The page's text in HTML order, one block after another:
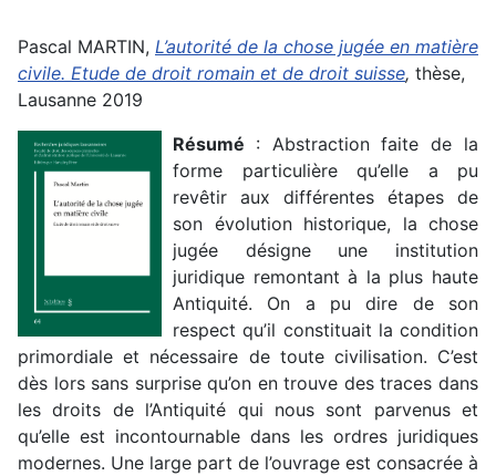
Pascal MARTIN, L’autorité de la chose jugée en matière
civile. Etude de droit romain et de droit suisse, thèse,
Lausanne 2019
Résumé : Abstraction faite de la
forme particulière qu’elle a pu
revêtir aux différentes étapes de
son évolution historique, la chose
jugée désigne une institution
juridique remontant à la plus haute
Antiquité. On a pu dire de son
respect qu’il constituait la condition
primordiale et nécessaire de toute civilisation. C’est
dès lors sans surprise qu’on en trouve des traces dans
les droits de l’Antiquité qui nous sont parvenus et
qu’elle est incontournable dans les ordres juridiques
modernes. Une large part de l’ouvrage est consacrée à